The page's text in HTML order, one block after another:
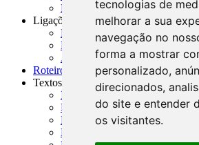
tecnologias de
melhorar a sua
navegação no
forma a mostrar
personalizado,
direcionados,
do site e entender
os visitantes.
Resenhas Diárias
Ligações Externas
Links Úteis
Presidência da República
Agências Nacionais
Roteiros para Estudos
Textos
Índice de Textos
Editorial
Monografias
Na Imprensa